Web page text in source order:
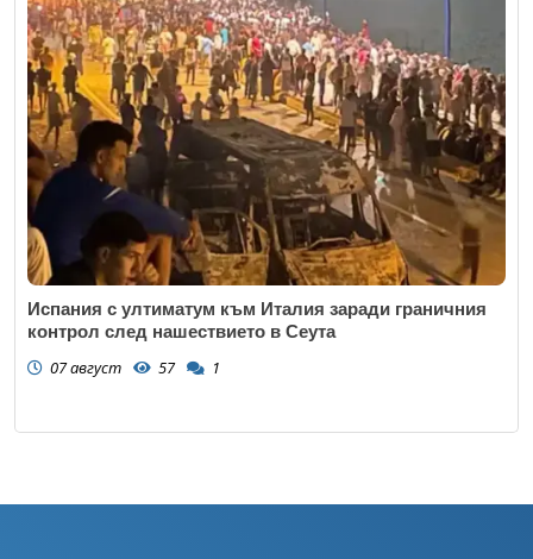
Испания с ултиматум към Италия заради граничния
контрол след нашествието в Сеута
07 август 57 1